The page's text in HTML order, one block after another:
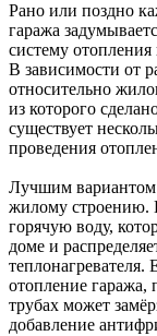
Рано или поздно
гаража
систему
В зависимости от
относительно
из которого
существует
проведения
Лучшим вариантом
жилому строению.
горячую воду,
доме и
отопление гаража,
трубах может
добавление